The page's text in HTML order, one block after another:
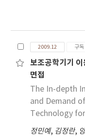
성 근위축증 2
라 보호자의 도
었던 활동영역
서, 전반적인 의
향상되었다. 결론 : 척수성 근 위축증 환자는 모든 일
상생활과 기타
하지만, 고급보
스스로 할 수 있
적절한 적용은
2009.12 구
보조공학기기
면접
The In-depth
and Demand
Technology
정민예, 김정란,